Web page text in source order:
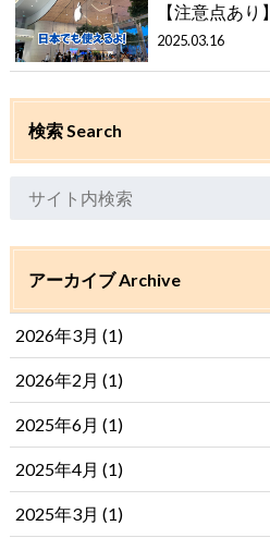
【注意点あり】
2025.03.16
検索 Search
アーカイブ Archive
2026年3月 (1)
2026年2月 (1)
2025年6月 (1)
2025年4月 (1)
2025年3月 (1)